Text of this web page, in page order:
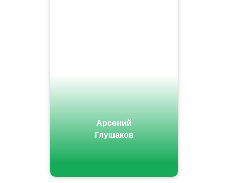
Арсений
Глушаков